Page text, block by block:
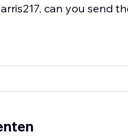
can you send